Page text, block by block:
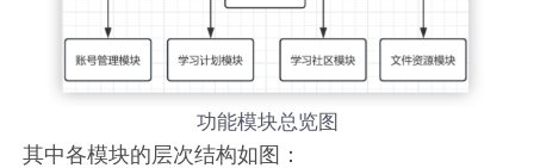
功能模块总览图
其中各模块的层次结构如图：